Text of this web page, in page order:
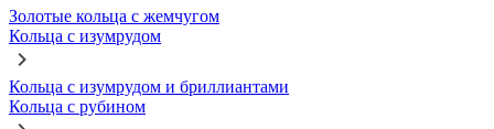
Золотые кольца с жемчугом
Кольца с изумрудом
Кольца с изумрудом и бриллиантами
Кольца с рубином